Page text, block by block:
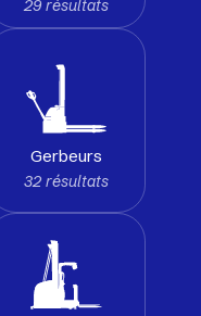
29 résultats
Gerbeurs
32 résultats